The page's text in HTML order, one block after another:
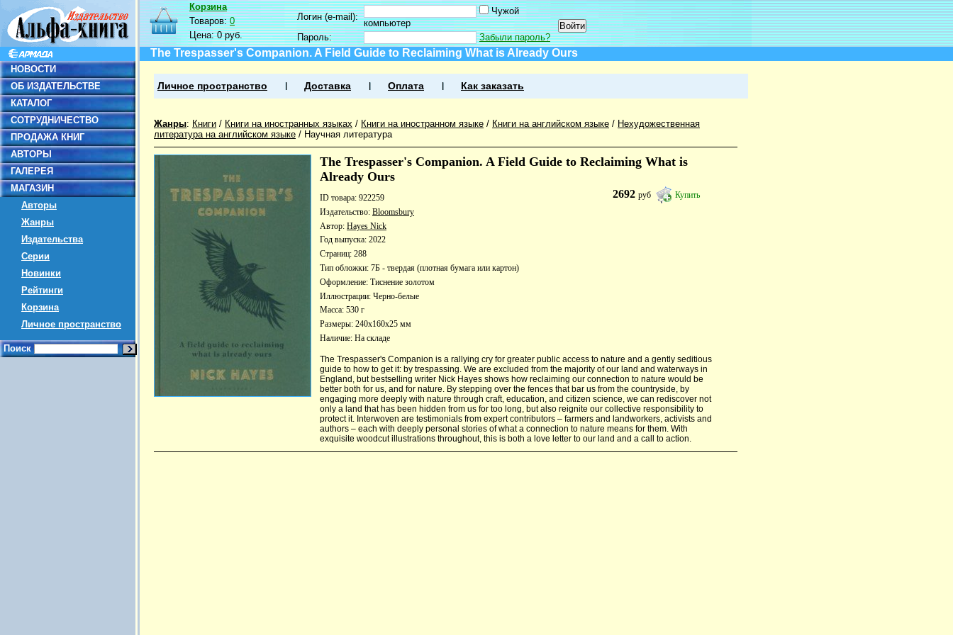
НОВОСТИ
ОБ ИЗДАТЕЛЬСТВЕ
КАТАЛОГ
СОТРУДНИЧЕСТВО
ПРОДАЖА КНИГ
АВТОРЫ
ГАЛЕРЕЯ
МАГАЗИН
Авторы
Жанры
Издательства
Серии
Новинки
Рейтинги
Корзина
Личное пространство
Поиск
Корзина
Товаров:0
Цена:0 руб.
Логин (e-mail):
Чужой
компьютер
Пароль:
Забыли пароль?
The Trespasser's Companion. A Field Guide to Reclaiming What is Already Ours
Личное пространство Доставка Оплата Как заказать
Жанры: Книги / Книги на иностранных языках / Книги на иностранном языке / Книги на английском языке / Нехудожественная
литература на английском языке / Научная литература
The Trespasser's Companion. A Field Guide to Reclaiming What is
Already Ours
2692руб Купить
ID товара: 922259
Издательство: Bloomsbury
Автор: Hayes Nick
Год выпуска: 2022
Страниц: 288
Тип обложки: 7Б - твердая (плотная бумага или картон)
Оформление: Тиснение золотом
Иллюстрации: Черно-белые
Масса: 530 г
Размеры: 240x160x25 мм
Наличие: На складе
The Trespasser's Companion is a rallying cry for greater public access to nature and a gently seditious
guide to how to get it: by trespassing. We are excluded from the majority of our land and waterways in
England, but bestselling writer Nick Hayes shows how reclaiming our connection to nature would be
better both for us, and for nature. By stepping over the fences that bar us from the countryside, by
engaging more deeply with nature through craft, education, and citizen science, we can rediscover not
only a land that has been hidden from us for too long, but also reignite our collective responsibility to
protect it. Interwoven are testimonials from expert contributors – farmers and landworkers, activists and
authors – each with deeply personal stories of what a connection to nature means for them. With
exquisite woodcut illustrations throughout, this is both a love letter to our land and a call to action.